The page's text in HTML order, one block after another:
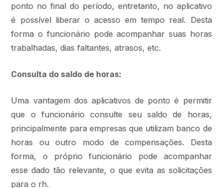
ponto no final do período, entretanto, no aplicativo
é possível liberar o acesso em tempo real. Desta
forma o funcionário pode acompanhar suas horas
trabalhadas, dias faltantes, atrasos, etc.
Consulta do saldo de horas:
Uma vantagem dos aplicativos de ponto é permitir
que o funcionário consulte seu saldo de horas,
principalmente para empresas que utilizam banco de
horas ou outro modo de compensações. Desta
forma, o próprio funcionário pode acompanhar
esse dado tão relevante, o que evita as solicitações
para o rh.